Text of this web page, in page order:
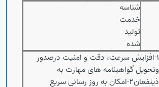
شناسه
خدمت
تولید
شده
1-افزایش سرعت، دقت و امنیت درصدور
وتحویل گواهینامه های مهارت به
ذینفعان2-امکان به روز رسانی سریع